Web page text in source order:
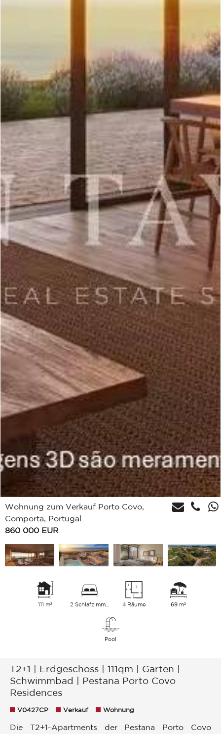
Wohnung zum Verkauf Porto Covo,
Comporta, Portugal
860 000 EUR
111 m² 2 Schlafzimmer 4 Räume 69 m²
Pool
T2+1 | Erdgeschoss | 111qm | Garten |
Schwimmbad | Pestana Porto Covo
Residences
V0427CP Verkauf Wohnung
Die T2+1-Apartments der Pestana Porto Covo